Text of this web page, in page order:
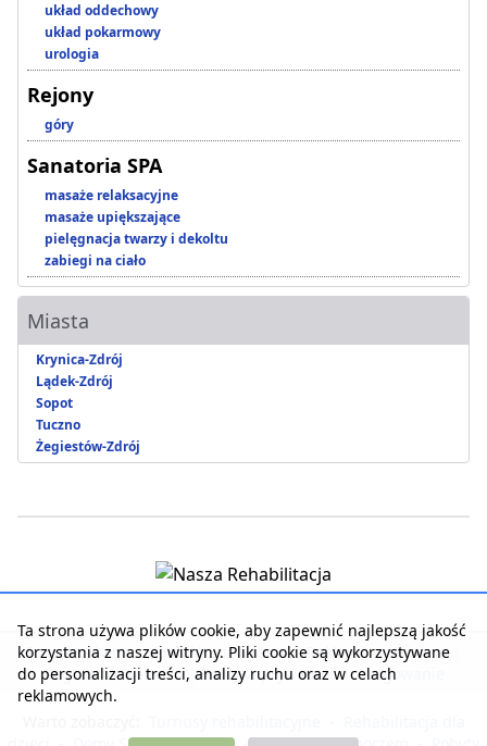
układ oddechowy
układ pokarmowy
urologia
Rejony
góry
Sanatoria SPA
masaże relaksacyjne
masaże upiększające
pielęgnacja twarzy i dekoltu
zabiegi na ciało
Miasta
Krynica-Zdrój
Lądek-Zdrój
Sopot
Tuczno
Żegiestów-Zdrój
Strona główna | Kontakt z serwisem | Reklama w serwisie
Regulamin serwisu | Polityka prywatności | Logowanie
Ta strona używa plików cookie, aby zapewnić najlepszą jakość
korzystania z naszej witryny. Pliki cookie są wykorzystywane
do personalizacji treści, analizy ruchu oraz w celach
reklamowych.